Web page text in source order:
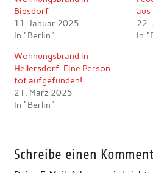
Biesdorf
11. Januar 2025
In "Berlin"
aus
22.
In
Wohnungsbrand in
Hellersdorf: Eine Person
tot aufgefunden!
21. März 2025
In "Berlin"
Schreibe einen